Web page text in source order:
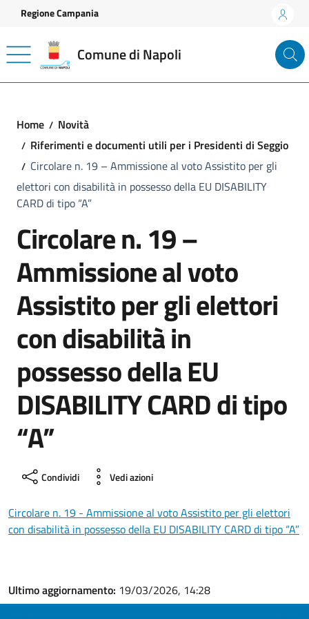
Vai ai contenuti
Vai al footer
Regione Campania
Comune di Napoli
Home
Novità
Riferimenti e documenti utili per i Presidenti di Seggio
Circolare n. 19 – Ammissione al voto Assistito per gli
elettori con disabilità in possesso della EU DISABILITY
CARD di tipo “A”
Circolare n. 19 –
Ammissione al voto
Assistito per gli elettori
con disabilità in
possesso della EU
DISABILITY CARD di tipo
“A”
Condividi Vedi azioni
Circolare n. 19 - Ammissione al voto Assistito per gli elettori
con disabilità in possesso della EU DISABILITY CARD di tipo “A”
Ultimo aggiornamento: 19/03/2026, 14:28